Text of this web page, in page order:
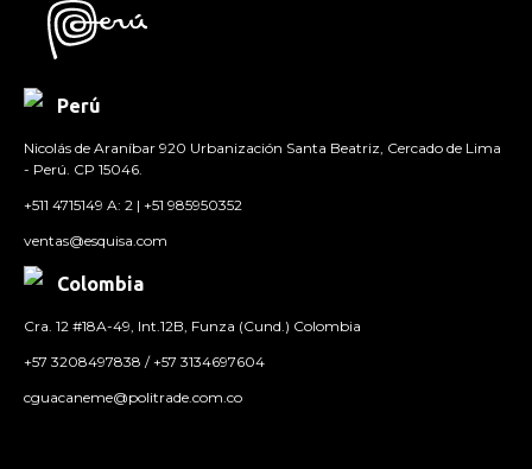
Perú
Nicolás de Araníbar 920 Urbanización Santa Beatriz, Cercado de Lima
- Perú. CP 15046.
+511 4715149 A: 2 | +51 985950352
ventas@esquisa.com
Colombia
Cra. 12 #18A-49, Int.12B, Funza (Cund.) Colombia
+57 3208497838 / +57 3134697604
cguacaneme@politrade.com.co